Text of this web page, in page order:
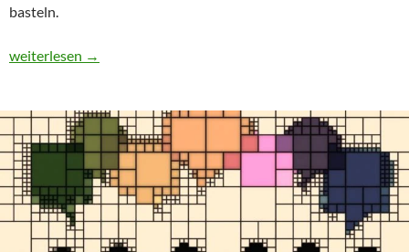
basteln.
Wie verbiete ich Meta, meine Daten zum KI-Training zu nutzen?
weiterlesen →